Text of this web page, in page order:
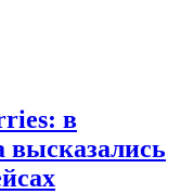
в
высказались